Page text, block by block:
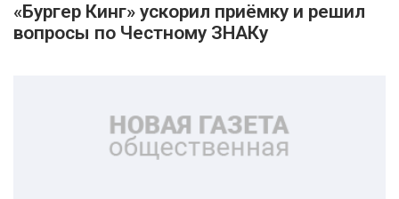
«Бургер Кинг» ускорил приёмку и решил
вопросы по Честному ЗНАКу